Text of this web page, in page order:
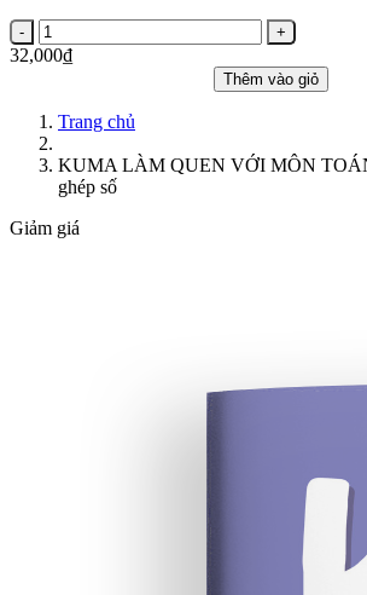
32,000₫
Thêm vào giỏ
Trang chủ
KUMA LÀM QUEN VỚI MÔN
ghép số
Giảm giá